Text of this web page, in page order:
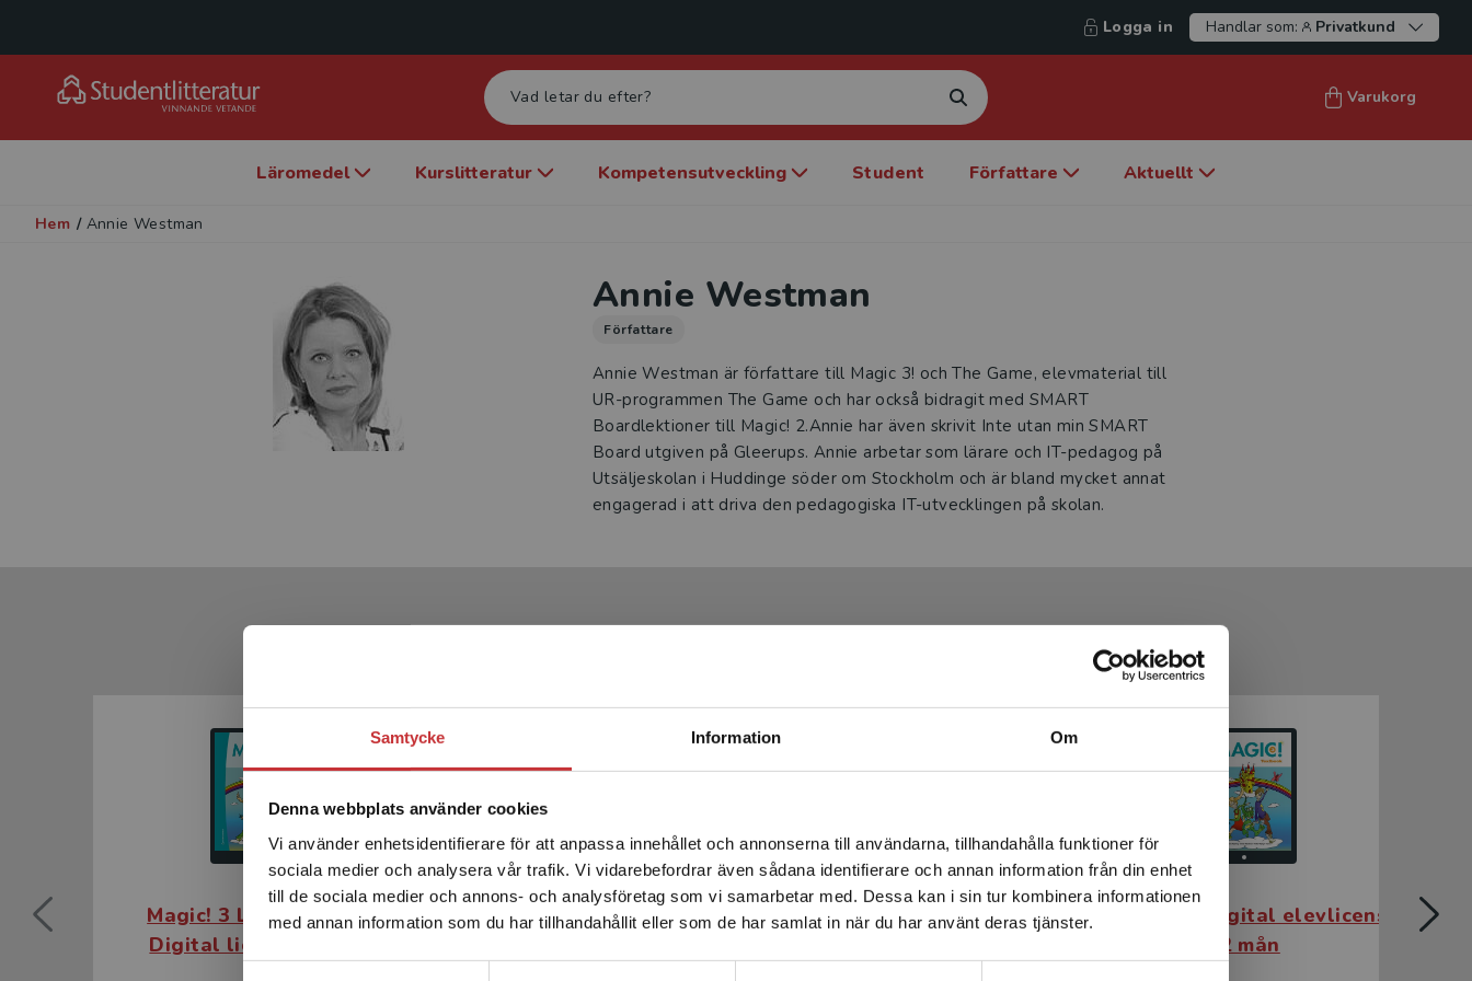
Samtycke Information Om
Denna webbplats använder cookies
Vi använder enhetsidentifierare för att anpassa innehållet och annonserna till användarna, tillhandahålla funktioner för
sociala medier och analysera vår trafik. Vi vidarebefordrar även sådana identifierare och annan information från din enhet
till de sociala medier och annons- och analysföretag som vi samarbetar med. Dessa kan i sin tur kombinera informationen
med annan information som du har tillhandahållit eller som de har samlat in när du har använt deras tjänster.
Begränsad fraktregion
Det verkar som att du besöker studentlitteratur.se via en
enhet utanför Sverige. Vi erbjuder inte leveranser utanför
Sverige. För att kunna slutföra ett köp måste
leveransadressen vara i Sverige.Läs mer
Logga in Handlar som: Privatkund
Varukorg
Läromedel Kurslitteratur Kompetensutveckling Student Författare Aktuellt
Hem / Annie Westman
Annie Westman
Författare
Annie Westman är författare till Magic 3! och The Game, elevmaterial till
UR-programmen The Game och har också bidragit med SMART
Boardlektioner till Magic! 2.Annie har även skrivit Inte utan min SMART
Board utgiven på Gleerups. Annie arbetar som lärare och IT-pedagog på
Utsäljeskolan i Huddinge söder om Stockholm och är bland mycket annat
engagerad i att driva den pedagogiska IT-utvecklingen på skolan.
Magic! 3 Lärarlicens -
Digital licens 12 mån
Magic! 3 Lärarpaket - Tryckt
Magic! 3 - Digital elevlicens
Magic! 3 - Digital elevlicens
12 mån